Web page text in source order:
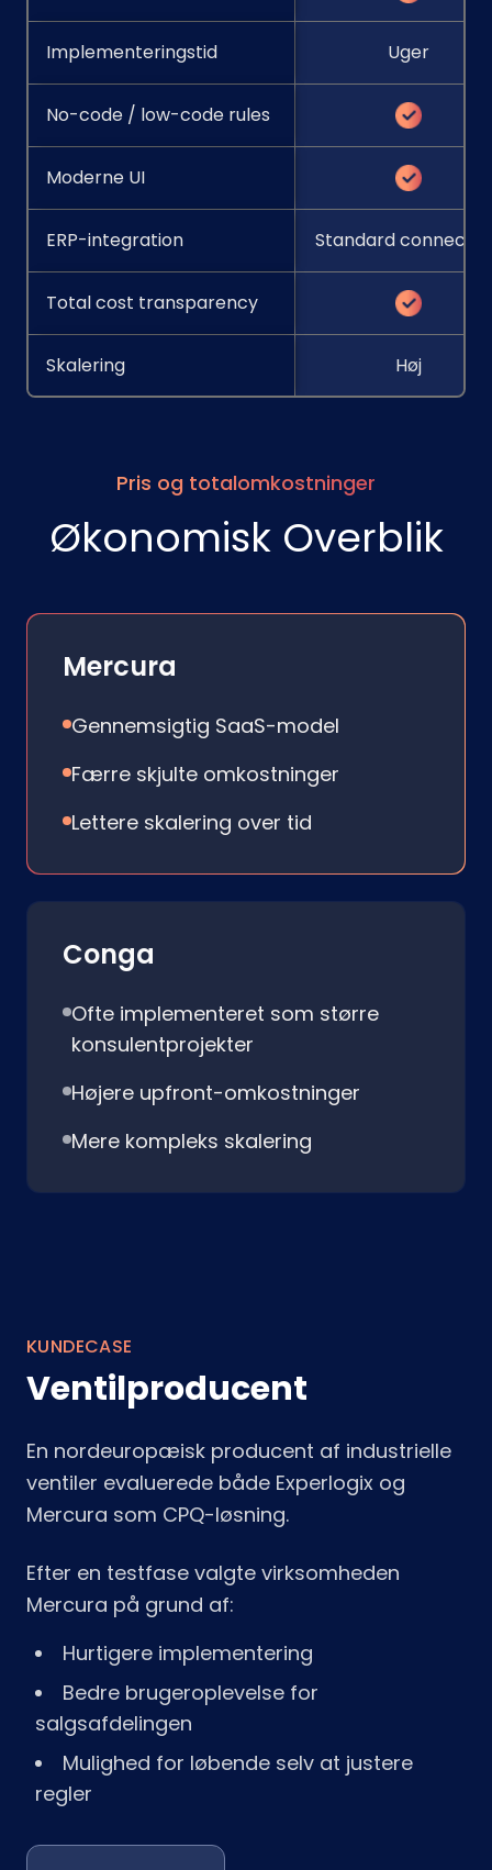
Implementeringstid Uger
No-code / low-code rules
Moderne UI
ERP-integration Standard
Total cost transparency
Skalering Høj
Pris og totalomkostninger
Økonomisk Overblik
Mercura
Gennemsigtig SaaS-model
Færre skjulte omkostninger
Lettere skalering over tid
Conga
Ofte implementeret som større
konsulentprojekter
Højere upfront-omkostninger
Mere kompleks skalering
KUNDECASE
Ventilproducent
En nordeuropæisk producent af industrielle
ventiler evaluerede både Experlogix og
Mercura som CPQ-løsning.
Efter en testfase valgte virksomheden
Mercura på grund af:
Hurtigere implementering
Bedre brugeroplevelse for
salgsafdelingen
Mulighed for løbende selv at justere
regler